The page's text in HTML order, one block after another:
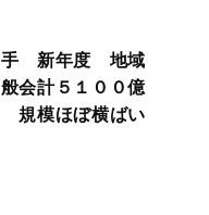
手 新年度 地域
会計５１００億
規模ほぼ横ばい